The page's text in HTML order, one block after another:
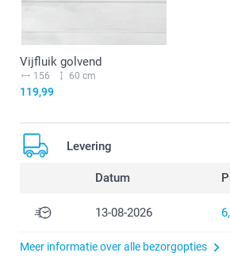
Vijfluik golvend
156 60 cm
119,99
Levering
Datum
13-08-2026
Meer informatie over alle bezorgopties